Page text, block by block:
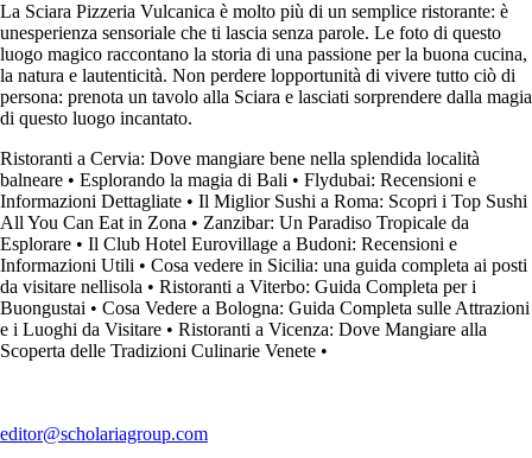
La Sciara Pizzeria Vulcanica è molto più di un semplice ristorante: è
unesperienza sensoriale che ti lascia senza parole. Le foto di questo
luogo magico raccontano la storia di una passione per la buona cucina,
la natura e lautenticità. Non perdere lopportunità di vivere tutto ciò di
persona: prenota un tavolo alla Sciara e lasciati sorprendere dalla magia
di questo luogo incantato.
Ristoranti a Cervia: Dove mangiare bene nella splendida località
balneare • Esplorando la magia di Bali • Flydubai: Recensioni e
Informazioni Dettagliate • Il Miglior Sushi a Roma: Scopri i Top Sushi
All You Can Eat in Zona • Zanzibar: Un Paradiso Tropicale da
Esplorare • Il Club Hotel Eurovillage a Budoni: Recensioni e
Informazioni Utili • Cosa vedere in Sicilia: una guida completa ai posti
da visitare nellisola • Ristoranti a Viterbo: Guida Completa per i
Buongustai • Cosa Vedere a Bologna: Guida Completa sulle Attrazioni
e i Luoghi da Visitare • Ristoranti a Vicenza: Dove Mangiare alla
Scoperta delle Tradizioni Culinarie Venete •
editor@scholariagroup.com